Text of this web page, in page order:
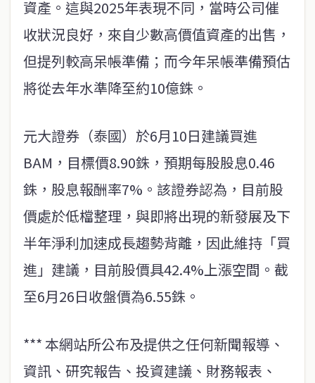
資產。這與2025年表現不同，當時公司催
收狀況良好，來自少數高價值資產的出售，
但提列較高呆帳準備；而今年呆帳準備預估
將從去年水準降至約10億銖。
元大證券（泰國）於6月10日建議買進
BAM，目標價8.90銖，預期每股股息0.46
銖，股息報酬率7%。該證券認為，目前股
價處於低檔整理，與即將出現的新發展及下
半年淨利加速成長趨勢背離，因此維持「買
進」建議，目前股價具42.4%上漲空間。截
至6月26日收盤價為6.55銖。
*** 本網站所公布及提供之任何新聞報導、
資訊、研究報告、投資建議、財務報表、